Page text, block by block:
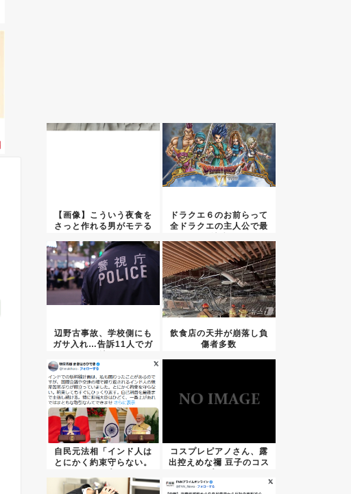
【画像】こういう夜食を
さっと作れる男がモテる
ドラクエ６のお前らって
全ドラクエの主人公で最
辺野古事故、学校側にも
ガサ入れ…告訴11人でガ
飲食店の天井が崩落し負
傷者多数
自民元法相「インド人は
とにかく約束守らない。
コスプレピアノさん、露
出控えめな禰 豆子のコス